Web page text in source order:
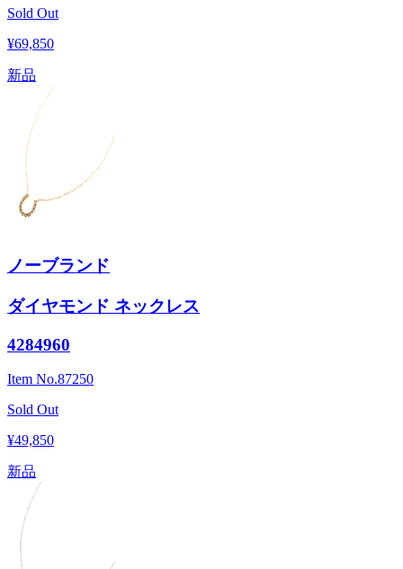
Sold Out
¥69,850
新品
ノーブランド
ダイヤモンド ネックレス
4284960
Item No.87250
Sold Out
¥49,850
新品